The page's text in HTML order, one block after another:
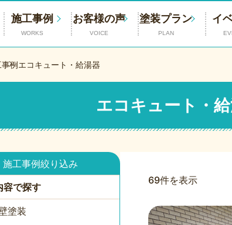
施工事例
WORKS
お客様の声
VOICE
塗装プラン
PLAN
イ
例エコキュート・給湯器
エコキュート・
施工事例絞り込み
容で探す
塗装
69件を表示